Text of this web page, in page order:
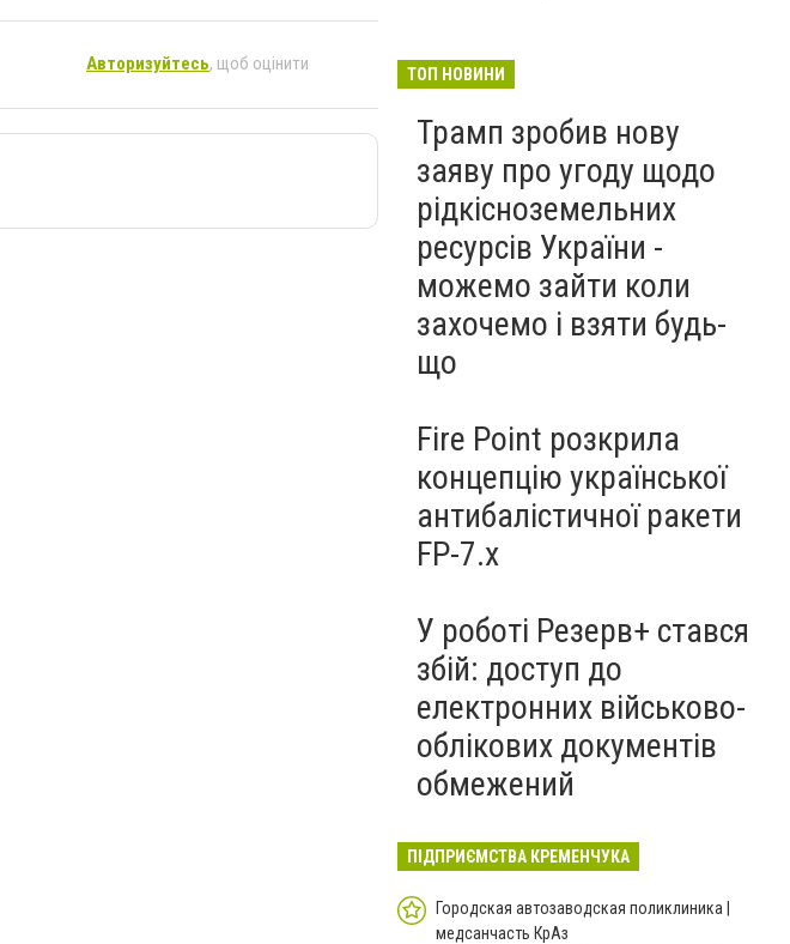
Авторизуйтесь, щоб оцінити
ракетну атаку Ірану та
29 липня
ТОП НОВИНИ
Трамп зробив нову
заяву про угоду щодо
рідкісноземельних
ресурсів України -
можемо зайти коли
захочемо і взяти будь-
що
Fire Point розкрила
концепцію української
антибалістичної ракети
FP-7.x
У роботі Резерв+ стався
збій: доступ до
електронних військово-
облікових документів
обмежений
ПІДПРИЄМСТВА КРЕМЕНЧУКА
Городская автозаводская поликлиника |
медсанчасть КрАз